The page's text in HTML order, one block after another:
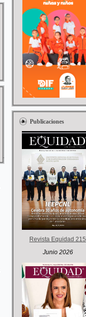
Publicaciones
Revista Equidad 215
Junio 2026